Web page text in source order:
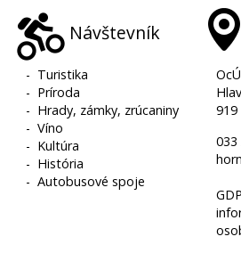
Návštevník
- Turistika
- Príroda
- Hrady, zámky, zrúcaniny
-Víno
- Kultúra
- História
-Autobusové spoje
919
033